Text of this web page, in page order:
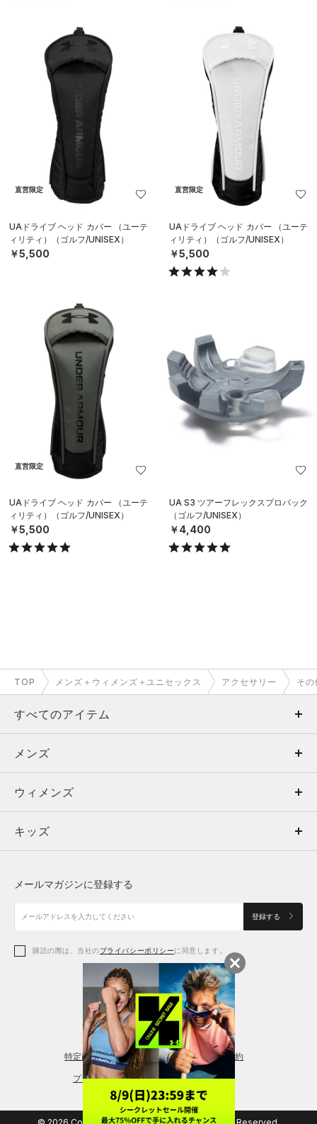
直営限定
UAドライブ ヘッド カバー （ユーテ
ィリティ）（ゴルフ/UNISEX）
￥5,500
直営限定
UAドライブ ヘッド カバー （ユーテ
ィリティ）（ゴルフ/UNISEX）
￥5,500
直営限定
UAドライブ ヘッド カバー （ユーテ
ィリティ）（ゴルフ/UNISEX）
￥5,500
UA S3 ツアーフレックスプロパック
（ゴルフ/UNISEX）
￥4,400
TOP メンズ＋ウィメンズ＋ユニセックス アクセサリー その
すべてのアイテム
メンズ
ウィメンズ
キッズ
アクセサリー
メンズ
トップス
ボトムス
アクセサリー
ウィメンズ
トップス
シューズ
アクセサリー
レギンス＆タイツ
キッズ
シューズ
メールマガジンに登録する
登録する
購読の際は、当社のプライバシーポリシーに同意します。
特定商取引法に基づく通販の表記 会員規約
プライバシーポリシー